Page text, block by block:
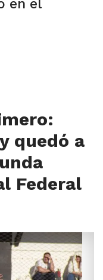
en el
quedó a
Federal